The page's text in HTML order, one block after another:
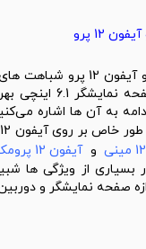
12 پرو
گوشی های آیفون 12 و آیفون 12
دو از طراحی مدرن، صفحه
به آن ها اشاره
وآیفون 12 پرومکس
از ویژگی ها
صفحه نمایشگر و دوربین